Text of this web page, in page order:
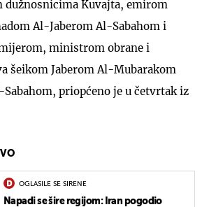
dužnosnicima Kuvajta, emirom
Al-Jaberom Al-Sabahom i
ministrom obrane i
šeikom Jaberom Al-Mubarakom
priopćeno je u četvrtak iz
OGLASILE SE SIRENE
Napadi se šire regijom: Iran pogodio